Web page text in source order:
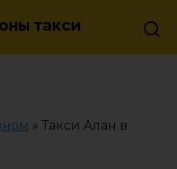
такси
» Такси Алан в